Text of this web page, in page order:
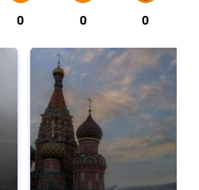
0 0 0